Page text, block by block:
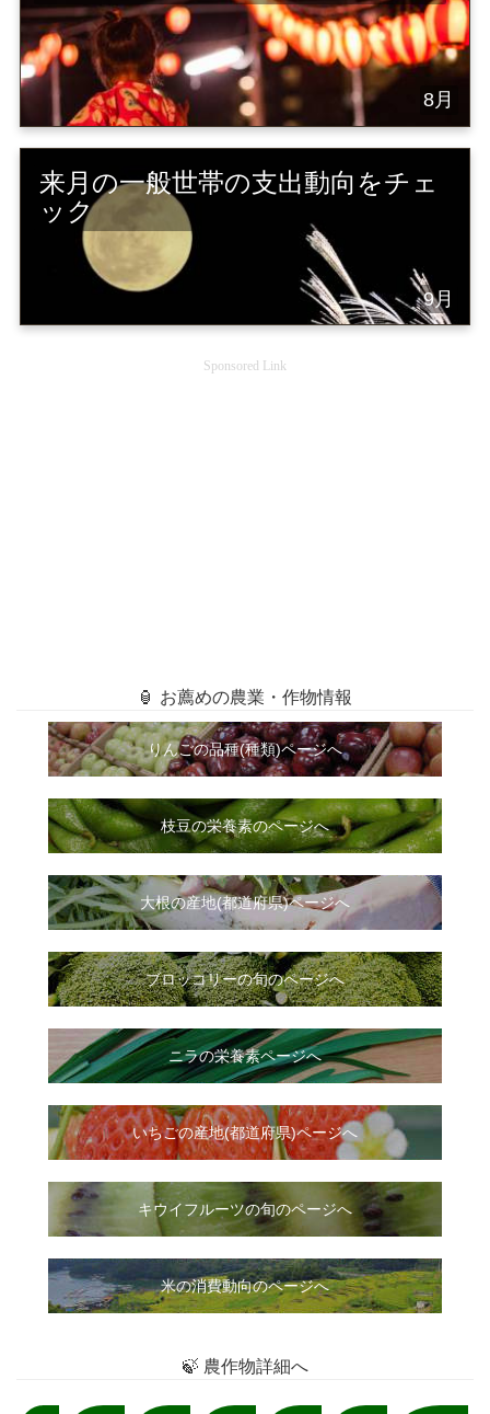
8月
来月の一般世帯の支出動向をチェ
ック
9月
Sponsored Link
🏮 お薦めの農業・作物情報
りんごの品種(種類)ページへ
枝豆の栄養素のページへ
大根の産地(都道府県)ページへ
ブロッコリーの旬のページへ
ニラの栄養素ページへ
いちごの産地(都道府県)ページへ
キウイフルーツの旬のページへ
米の消費動向のページへ
🍃 農作物詳細へ